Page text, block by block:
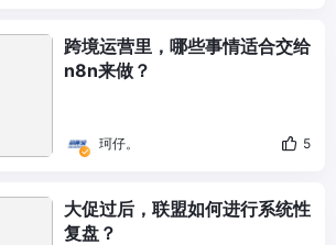
跨境运营里，哪些事情适合交给
n8n来做？
珂仔。 5
大促过后，联盟如何进行系统性
复盘？